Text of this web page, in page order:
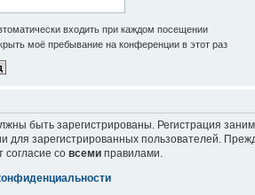
входить при каждом посещении
моё пребывание на конференции в этот раз
быть зарегистрированы. Регистрация
для зарегистрированных пользователей.
согласие со всеми правилами.